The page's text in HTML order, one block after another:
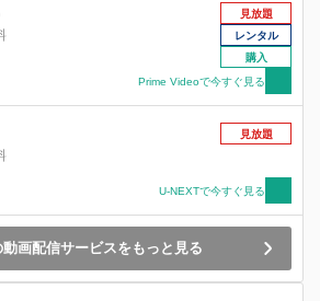
し帽、ハートにバイオレンスで、ヤクザ組織
⾦洗浄現場を“たたく”のだ。仕事は⼤成功、
⾦を⼿にそれぞれの⼈⽣へと戻っていく。──
ずだった。ヤクザ組織、警察、強盗団、家族、
治家、⾦の匂いに群がるクセ者たち。もはや作
見放題
レンタル
購入
Prime Videoで今すぐ見る
見放題
U-NEXTで今すぐ見る
画配信サービスをもっと見る